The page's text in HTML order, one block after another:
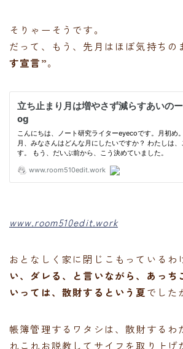
そりゃーそうです。
だって、もう、先月はほぼ気持ちの
す宣言”。
www.room510edit.work
おとなしく家に閉じこもっているわ
い、ダレる、と言いながら、あっち
いっては、散財するという夏でした
帳簿管理するワタシは、散財するわ
れこれお説教してサイフを取り上げ